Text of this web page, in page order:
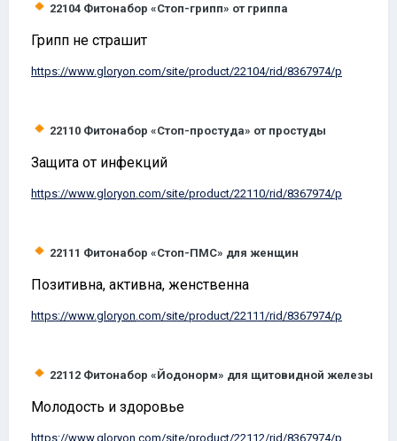
22104 Фитонабор «Стоп-грипп» от гриппа
Грипп не страшит
https://www.gloryon .com/site/product/22104/rid/8367974/p
22110 Фитонабор «Стоп-простуда» от простуды
Защита от инфекций
https://www.gloryon .com/site/product/22110/rid/8367974/p
22111 Фитонабор «Стоп-ПМС» для женщин
Позитивна, активна, женственна
https://www.gloryon .com/site/product/22111/rid/8367974/p
22112 Фитонабор «Йодонорм» для щитовидной железы
Молодость и здоровье
https://www.gloryon .com/site/product/22112/rid/8367974/p